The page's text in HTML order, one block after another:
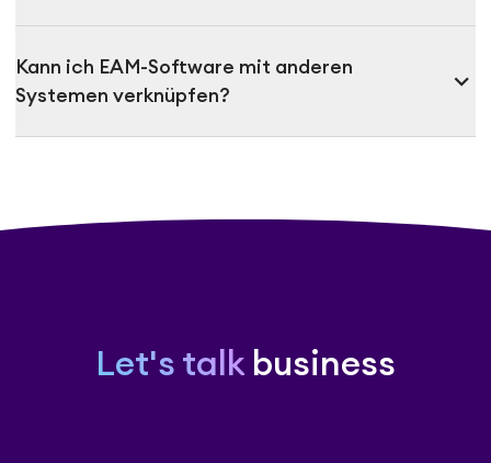
Kann ich EAM-Software mit anderen
Systemen verknüpfen?
expand_more
Let's talk business